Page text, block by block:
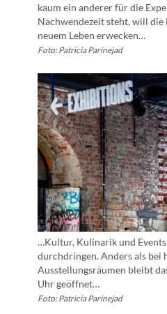
kaum ein anderer für die
Nachwendezeit steht, will die
neuem Leben erwecken…
Foto: Patricia Parinejad
…Kultur, Kulinarik und
durchdringen. Anders als bei
Ausstellungsräumen bleibt
Uhr geöffnet…
Foto: Patricia Parinejad